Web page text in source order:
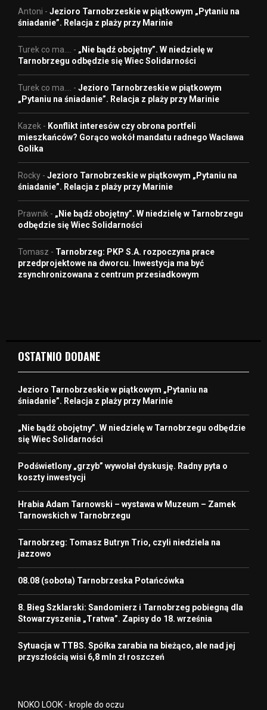
Antoni - Jezioro Tarnobrzeskie w piątkowym „Pytaniu na
śniadanie”. Relacja z plaży przy Marinie
Turek co ma.... - „Nie bądź obojętny”. W niedzielę w
Tarnobrzegu odbędzie się Wiec Solidarności
Turek co ma.... - Jezioro Tarnobrzeskie w piątkowym
„Pytaniu na śniadanie”. Relacja z plaży przy Marinie
Kazek - Konflikt interesów czy obrona portfeli
mieszkańców? Gorąco wokół mandatu radnego Wacława
Golika
Rocky - Jezioro Tarnobrzeskie w piątkowym „Pytaniu na
śniadanie”. Relacja z plaży przy Marinie
Prawnik - „Nie bądź obojętny”. W niedzielę w Tarnobrzegu
odbędzie się Wiec Solidarności
Tomasz - Tarnobrzeg: PKP S.A. rozpoczyna prace
przedprojektowe na dworcu. Inwestycja ma być
zsynchronizowana z centrum przesiadkowym
OSTATNIO DODANE
Jezioro Tarnobrzeskie w piątkowym „Pytaniu na
śniadanie”. Relacja z plaży przy Marinie
„Nie bądź obojętny”. W niedzielę w Tarnobrzegu odbędzie
się Wiec Solidarności
Podświetlony „grzyb” wywołał dyskusję. Radny pyta o
koszty inwestycji
Hrabia Adam Tarnowski – wystawa w Muzeum – Zamek
Tarnowskich w Tarnobrzegu
Tarnobrzeg: Tomasz Butryn Trio, czyli niedziela na
jazzowo
08.08 (sobota) Tarnobrzeska Potańcówka
8. Bieg Szklarski: Sandomierz i Tarnobrzeg pobiegną dla
Stowarzyszenia „Tratwa”. Zapisy do 18. września
Sytuacja w TTBS. Spółka zarabia na bieżąco, ale nad jej
przyszłością wisi 6,8 mln zł roszczeń
NOKO LOOK - krople do oczu